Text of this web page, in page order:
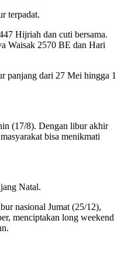
terpadat.
Hijriah dan cuti bersama.
Waisak 2570 BE dan Hari
panjang dari 27 Mei hingga 1
(17/8). Dengan libur akhir
bisa menikmati
Natal.
nasional Jumat (25/12),
menciptakan long weekend